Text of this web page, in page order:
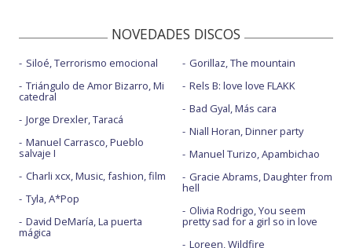
NOVEDADES DISCOS
Siloé, Terrorismo emocional
Triángulo de Amor Bizarro, Mi
catedral
Jorge Drexler, Taracá
Manuel Carrasco, Pueblo
salvaje I
Charli xcx, Music, fashion, film
Tyla, A*Pop
David DeMaría, La puerta
mágica
Gorillaz, The mountain
Rels B: love love FLAKK
Bad Gyal, Más cara
Niall Horan, Dinner party
Manuel Turizo, Apambichao
Gracie Abrams, Daughter from
hell
Olivia Rodrigo, You seem
pretty sad for a girl so in love
Loreen, Wildfire